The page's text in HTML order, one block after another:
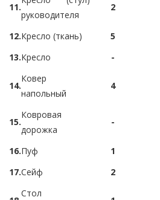
11.
руководителя
2
12.Кресло (ткань) 5
13.Кресло -
14.
Ковер
напольный
4
15.
Ковровая
дорожка
-
16.Пуф 1
17.Сейф 2
Стол